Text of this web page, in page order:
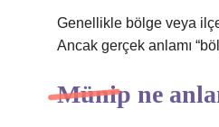
Genellikle bölge veya
Ancak gerçek anlamı
Münip ne